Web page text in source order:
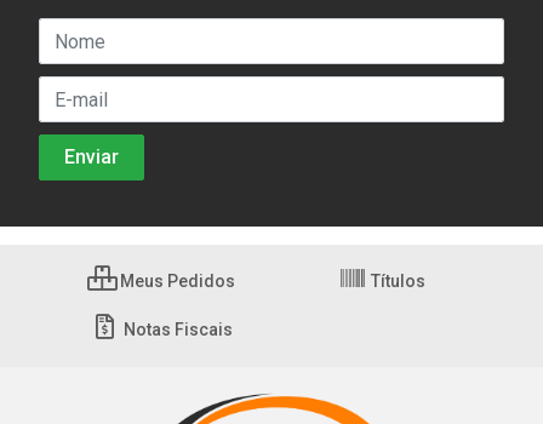
Meus Pedidos Títulos
Notas Fiscais